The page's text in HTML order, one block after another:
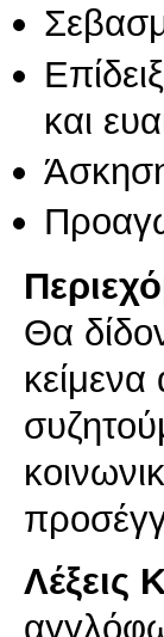
και
Άσκηση
Θα
Λέξεις